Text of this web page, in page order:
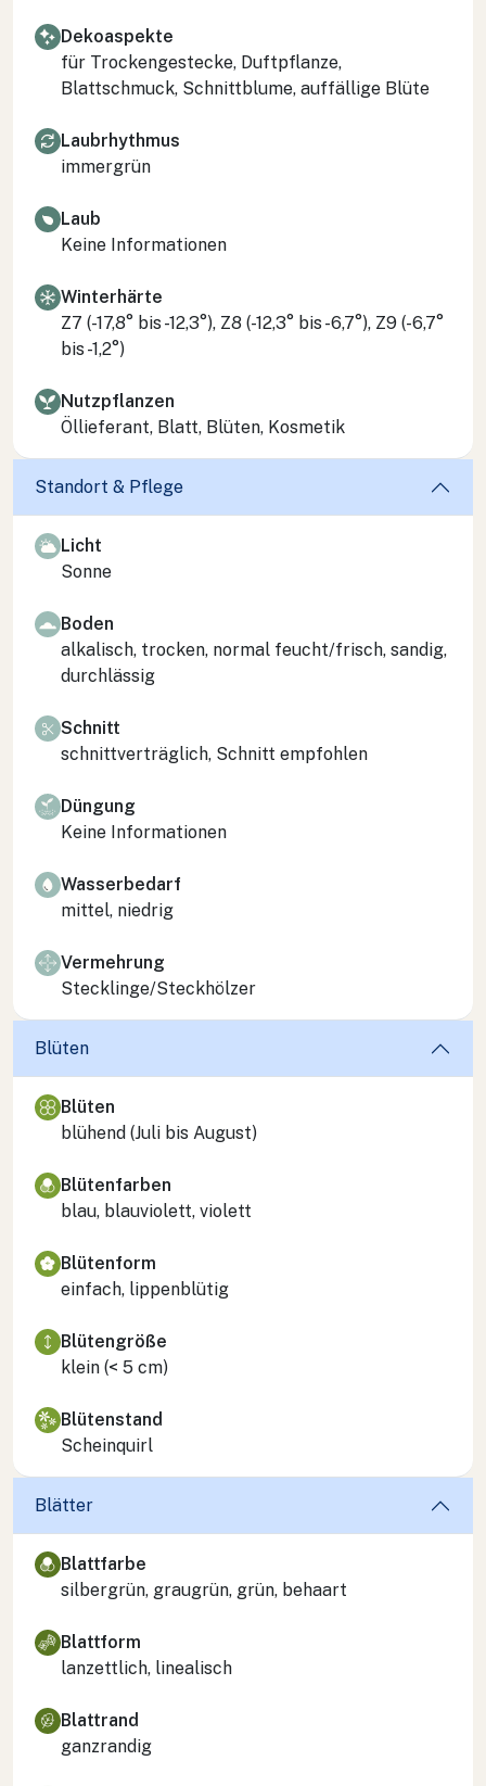
Dekoaspekte
für Trockengestecke, Duftpflanze,
Blattschmuck, Schnittblume, auffällige Blüte
Laubrhythmus
immergrün
Laub
Keine Informationen
Winterhärte
Z7 (-17,8° bis -12,3°), Z8 (-12,3° bis -6,7°), Z9 (-6,7°
bis -1,2°)
Nutzpflanzen
Öllieferant, Blatt, Blüten, Kosmetik
Standort & Pflege
Licht
Sonne
Boden
alkalisch, trocken, normal feucht/frisch, sandig,
durchlässig
Schnitt
schnittverträglich, Schnitt empfohlen
Düngung
Keine Informationen
Wasserbedarf
mittel, niedrig
Vermehrung
Stecklinge/Steckhölzer
Blüten
Blüten
blühend (Juli bis August)
Blütenfarben
blau, blauviolett, violett
Blütenform
einfach, lippenblütig
Blütengröße
klein (< 5 cm)
Blütenstand
Scheinquirl
Blätter
Blattfarbe
silbergrün, graugrün, grün, behaart
Blattform
lanzettlich, linealisch
Blattrand
ganzrandig